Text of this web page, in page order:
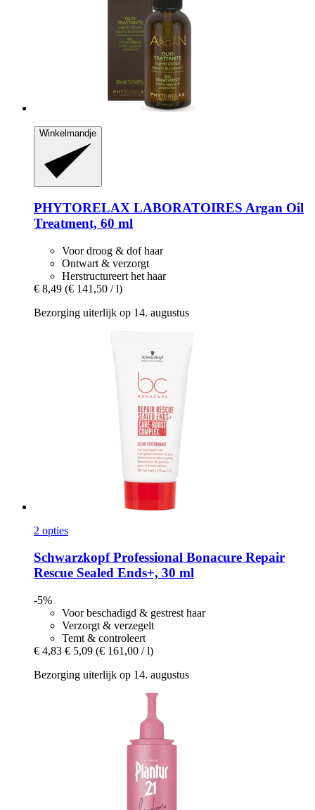
Winkelmandje
PHYTORELAX LABORATOIRES Argan Oil
Treatment, 60 ml
Voor droog & dof haar
Ontwart & verzorgt
Herstructureert het haar
€ 8,49 (€ 141,50 / l)
Bezorging uiterlijk op 14. augustus
2 opties
Schwarzkopf Professional Bonacure Repair
Rescue Sealed Ends+, 30 ml
-5%
Voor beschadigd & gestrest haar
Verzorgt & verzegelt
Temt & controleert
€ 4,83 € 5,09 (€ 161,00 / l)
Bezorging uiterlijk op 14. augustus